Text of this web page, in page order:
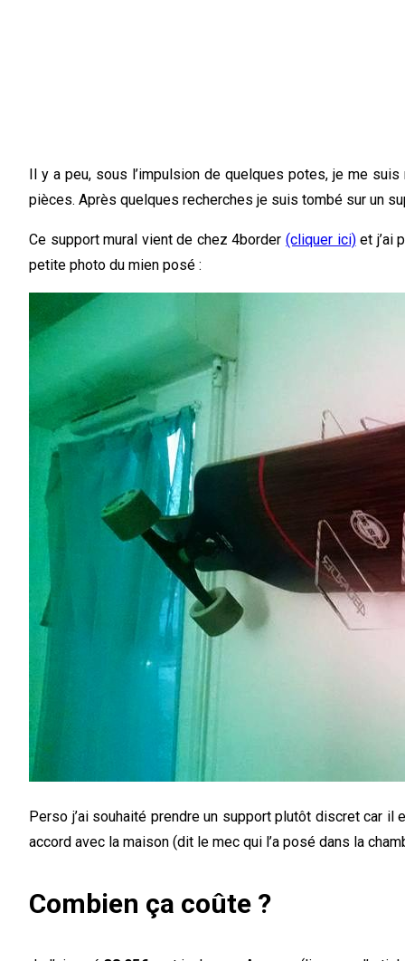
Il y a peu, sous l’impulsion de quelques potes, je me
pièces. Après quelques recherches je suis tombé sur un
Ce support mural vient de chez 4border(cliquer ici)et j’ai
petite photo du mien posé :
Perso j’ai souhaité prendre un support plutôt discret car
accord avec la maison (dit le mec qui l’a posé dans la
Combien ça coûte ?